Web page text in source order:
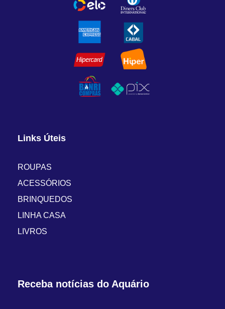
Links Úteis
ROUPAS
ACESSÓRIOS
BRINQUEDOS
LINHA CASA
LIVROS
Receba notícias do Aquário